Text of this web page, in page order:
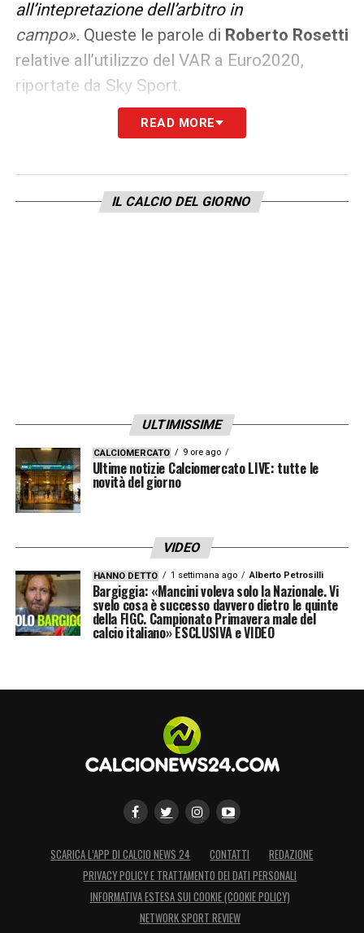
all’intepretazione dell’arbitro in
campo». Queste le parole di Roberto Rosetti
relative all’utilizzo del VAR a Euro2020,
riportate da Sky Sport.
Ci saranno alcune novità aEuro2020
VAR, l’AVAR, un assistente per il
fuorigioco, da un quarto Var di supporto e
READ MORE
IL CALCIO DEL GIORNO
ULTIMISSIME
CALCIOMERCATO 9 ore ago
Ultime notizie Calciomercato LIVE: tutte le
novità del giorno
VIDEO
HANNO DETTO 1 settimana ago Alberto Petrosilli
Bargiggia: «Mancini voleva solo la Nazionale. Vi
svelo cosa è successo davvero dietro le quinte
della FIGC. Campionato Primavera male del
calcio italiano» ESCLUSIVA e VIDEO
SCARICA L’APP DI CALCIO NEWS 24 CONTATTI
REDAZIONE
PRIVACY POLICY E TRATTAMENTO DEI DATI PERSONALI
INFORMATIVA ESTESA SUI COOKIE (COOKIE POLICY)
NETWORK SPORT REVIEW